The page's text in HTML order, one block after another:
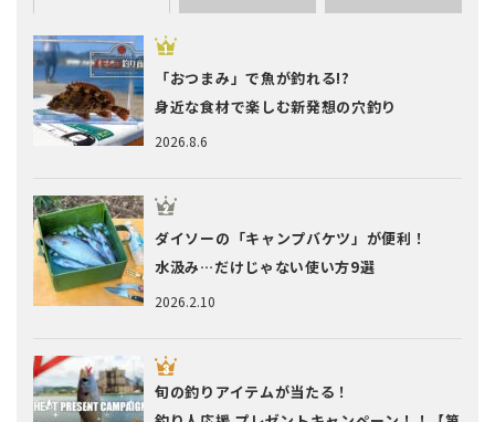
2026.8.6
「おつまみ」で魚が釣れる!?
身近な食材で楽しむ新発想の穴釣り
2026.2.10
ダイソーの「キャンプバケツ」が便利！
水汲み…だけじゃない使い方9選
旬の釣りアイテムが当たる！